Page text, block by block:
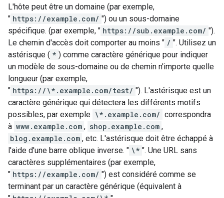
L'hôte peut être un domaine (par exemple,
" https://example.com/ ") ou un sous-domaine
spécifique. (par exemple, " https://sub.example.com/ ").
Le chemin d'accès doit comporter au moins " / ". Utilisez un
astérisque ( * ) comme caractère générique pour indiquer
un modèle de sous-domaine ou de chemin n'importe quelle
longueur (par exemple,
" https://\*.example.com/test/ "). L'astérisque est un
caractère générique qui détectera les différents motifs
possibles, par exemple \*.example.com/ correspondra
à www.example.com , shop.example.com ,
blog.example.com , etc. L'astérisque doit être échappé à
l'aide d'une barre oblique inverse. " \* ". Une URL sans
caractères supplémentaires (par exemple,
" https://example.com/ ") est considéré comme se
terminant par un caractère générique (équivalent à